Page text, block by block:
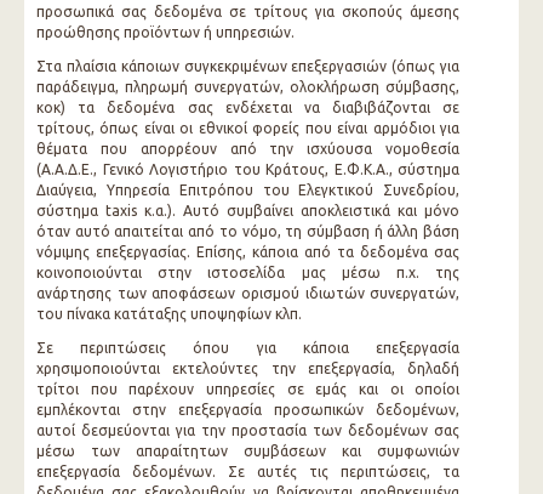
προσωπικά σας δεδομένα σε τρίτους για σκοπούς άμεσης
προώθησης προϊόντων ή υπηρεσιών.
Στα πλαίσια κάποιων συγκεκριμένων επεξεργασιών (όπως για
παράδειγμα, πληρωμή συνεργατών, ολοκλήρωση σύμβασης,
κοκ) τα δεδομένα σας ενδέχεται να διαβιβάζονται σε
τρίτους, όπως είναι οι εθνικοί φορείς που είναι αρμόδιοι για
θέματα που απορρέουν από την ισχύουσα νομοθεσία
(Α.Α.Δ.Ε., Γενικό Λογιστήριο του Κράτους, Ε.Φ.Κ.Α., σύστημα
Διαύγεια, Υπηρεσία Επιτρόπου του Ελεγκτικού Συνεδρίου,
σύστημα taxis κ.α.). Αυτό συμβαίνει αποκλειστικά και μόνο
όταν αυτό απαιτείται από το νόμο, τη σύμβαση ή άλλη βάση
νόμιμης επεξεργασίας. Επίσης, κάποια από τα δεδομένα σας
κοινοποιούνται στην ιστοσελίδα μας μέσω π.χ. της
ανάρτησης των αποφάσεων ορισμού ιδιωτών συνεργατών,
του πίνακα κατάταξης υποψηφίων κλπ.
Σε περιπτώσεις όπου για κάποια επεξεργασία
χρησιμοποιούνται εκτελούντες την επεξεργασία, δηλαδή
τρίτοι που παρέχουν υπηρεσίες σε εμάς και οι οποίοι
εμπλέκονται στην επεξεργασία προσωπικών δεδομένων,
αυτοί δεσμεύονται για την προστασία των δεδομένων σας
μέσω των απαραίτητων συμβάσεων και συμφωνιών
επεξεργασία δεδομένων. Σε αυτές τις περιπτώσεις, τα